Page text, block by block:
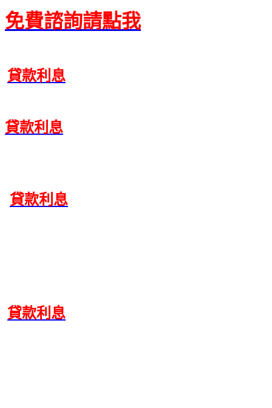
免費諮詢請點我
貸款利息
貸款利息
貸款利息
貸款利息